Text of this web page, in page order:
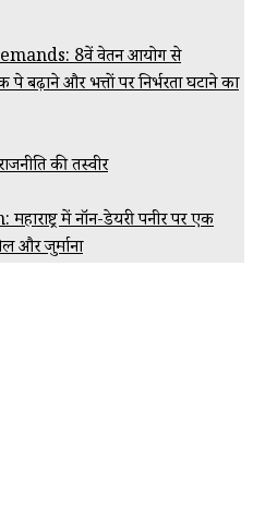
8वें वेतन आयोग से
बढ़ाने और भत्तों पर निर्भरता घटाने का
की तस्वीर
में नॉन-डेयरी पनीर पर एक
और जुर्माना